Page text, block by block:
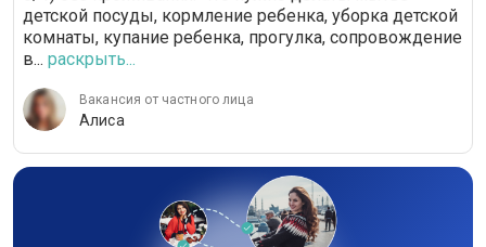
детской посуды, кормление ребенка, уборка детской
комнаты, купание ребенка, прогулка, сопровождение
в... раскрыть...
Вакансия от частного лица
Алиса